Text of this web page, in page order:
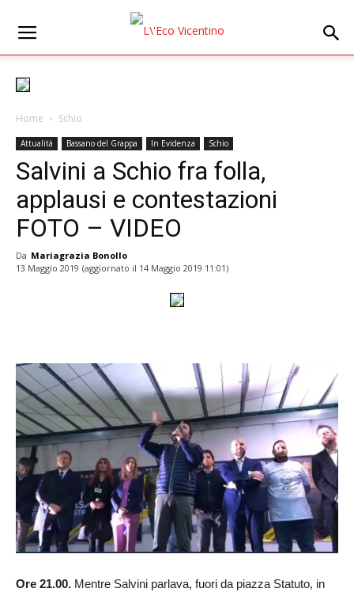
Home Schio
Attualità Bassano del Grappa In Evidenza Schio
Salvini a Schio fra folla,
applausi e contestazioni
FOTO – VIDEO
Da Mariagrazia Bonollo
13 Maggio 2019 (aggiornato il 14 Maggio 2019 11:01)
Ore 21.00. Mentre Salvini parlava, fuori da piazza Statuto, in